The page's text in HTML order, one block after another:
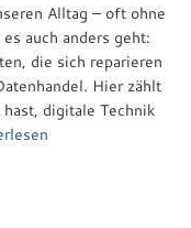
Alltag – oft ohne
auch anders geht:
die sich reparieren
Hier zählt
digitale Technik